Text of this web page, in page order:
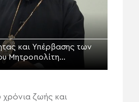
και Υπέρβασης των
Μητροπολίτη
χρόνια ζωής και